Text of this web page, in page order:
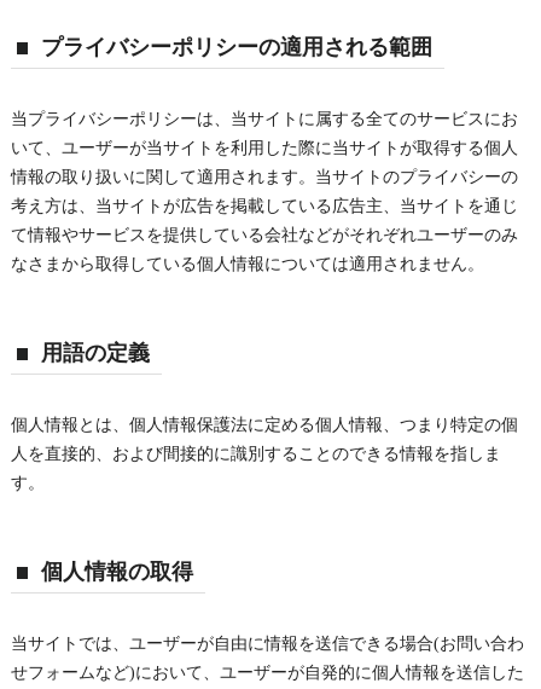
プライバシーポリシーの適用される範囲
当プライバシーポリシーは、当サイトに属する全てのサービスにお
いて、ユーザーが当サイトを利用した際に当サイトが取得する個人
情報の取り扱いに関して適用されます。当サイトのプライバシーの
考え方は、当サイトが広告を掲載している広告主、当サイトを通じ
て情報やサービスを提供している会社などがそれぞれユーザーのみ
なさまから取得している個人情報については適用されません。
用語の定義
個人情報とは、個人情報保護法に定める個人情報、つまり特定の個
人を直接的、および間接的に識別することのできる情報を指しま
す。
個人情報の取得
当サイトでは、ユーザーが自由に情報を送信できる場合(お問い合わ
せフォームなど)において、ユーザーが自発的に個人情報を送信した